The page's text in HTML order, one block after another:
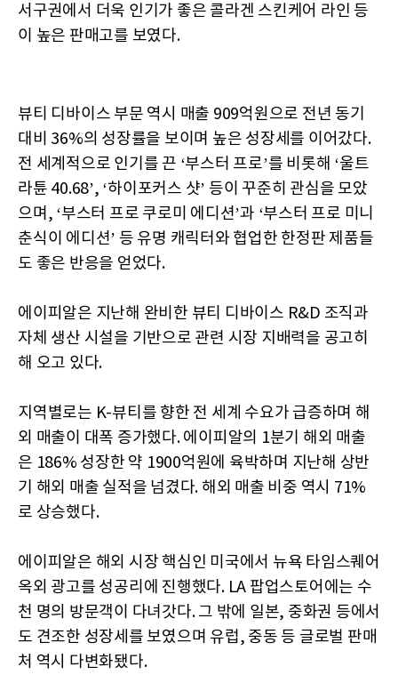
서구권에서 더욱 인기가 좋은 콜라겐 스킨케어 라인 등
이 높은 판매고를 보였다.
뷰티 디바이스 부문 역시 매출 909억원으로 전년 동기
대비 36%의 성장률을 보이며 높은 성장세를 이어갔다.
전 세계적으로 인기를 끈 ‘부스터 프로’를 비롯해 ‘울트
라튠 40.68’, ‘하이포커스 샷’ 등이 꾸준히 관심을 모았
으며, ‘부스터 프로 쿠로미 에디션’과 ‘부스터 프로 미니
춘식이 에디션’ 등 유명 캐릭터와 협업한 한정판 제품들
도 좋은 반응을 얻었다.
에이피알은 지난해 완비한 뷰티 디바이스 R&D 조직과
자체 생산 시설을 기반으로 관련 시장 지배력을 공고히
해 오고 있다.
지역별로는 K-뷰티를 향한 전 세계 수요가 급증하며 해
외 매출이 대폭 증가했다. 에이피알의 1분기 해외 매출
은 186% 성장한 약 1900억원에 육박하며 지난해 상반
기 해외 매출 실적을 넘겼다. 해외 매출 비중 역시 71%
로 상승했다.
에이피알은 해외 시장 핵심인 미국에서 뉴욕 타임스퀘어
옥외 광고를 성공리에 진행했다. LA 팝업스토어에는 수
천 명의 방문객이 다녀갓다. 그 밖에 일본, 중화권 등에서
도 견조한 성장세를 보였으며 유럽, 중동 등 글로벌 판매
처 역시 다변화됐다.